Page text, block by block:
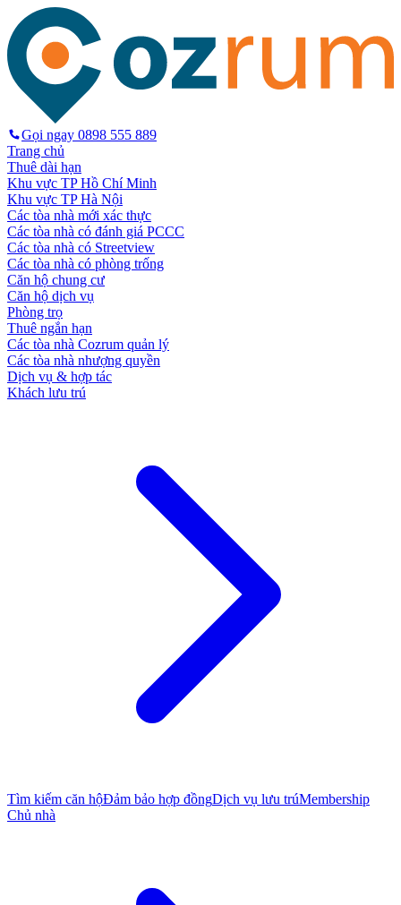
Gọi ngay 0898 555 889
Trang chủ
Thuê dài hạn
Khu vực TP Hồ Chí Minh
Khu vực TP Hà Nội
Các tòa nhà mới xác thực
Các tòa nhà có đánh giá PCCC
Các tòa nhà có Streetview
Các tòa nhà có phòng trống
Căn hộ chung cư
Căn hộ dịch vụ
Phòng trọ
Thuê ngắn hạn
Các tòa nhà Cozrum quản lý
Các tòa nhà nhượng quyền
Dịch vụ & hợp tác
Khách lưu trú
Tìm kiếm căn hộĐảm bảo hợp đồngDịch vụ lưu trúMembership
Chủ nhà